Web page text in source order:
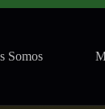
Somos